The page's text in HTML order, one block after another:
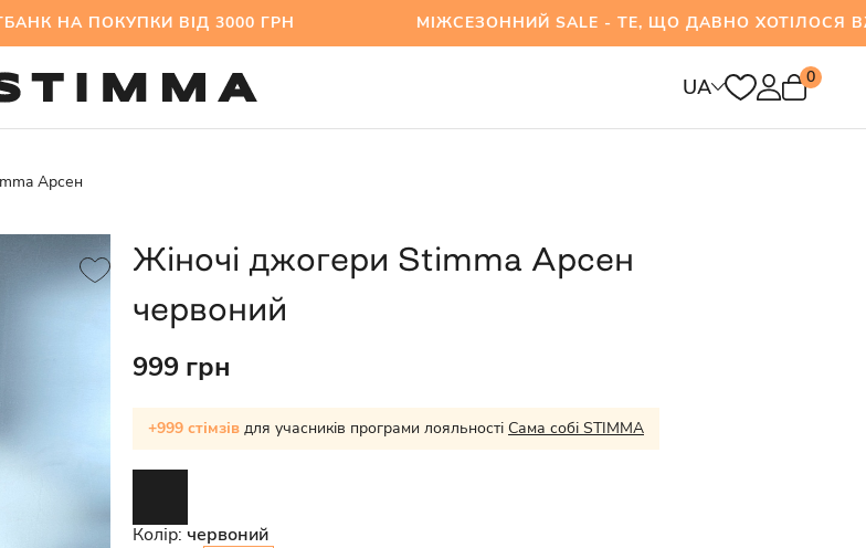
НА ПОКУПКИ ВІД 3000 ГРН МІЖСЕЗОННИЙ SALE - ТЕ, ЩО ДАВНО ХОТІЛОСЯ ВЖЕ
UA 0
Арсен
Жіночі джогери Stimma Арсен
червоний
999 грн
+999 стімзів для учасників програми лояльності Сама собі STIMMA
Колір: червоний